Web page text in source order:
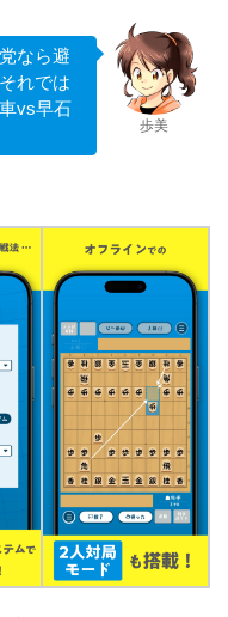
歩美
なら避
れでは
vs早石